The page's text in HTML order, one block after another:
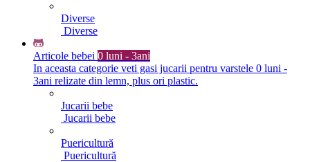
Diverse
Diverse
Articole bebei 0 luni - 3ani
In aceasta categorie veti gasi jucarii pentru varstele 0 luni -
3ani relizate din lemn, plus ori plastic.
Jucarii bebe
Jucarii bebe
Puericultură
Puericultură